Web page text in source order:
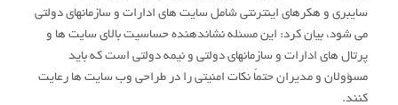
سایبری و هکرهای اینترنتی شامل سایت های ادارات و سازمانهای دولتی
می شود، بیان کرد: این مسئله نشاندهنده حساسیت بالای سایت ها و
پرتال های ادارات و سازمانهای دولتی و نیمه دولتی است که باید
مسؤولان و مدیران حتماً نکات امنیتی را در طراحی وب سایت ها رعایت
کنند.